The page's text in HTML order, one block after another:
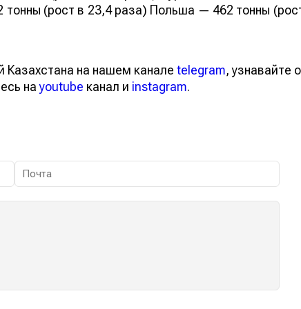
(рост в 23,4 раза) Польша — 462 тонны
Казахстана на нашем канале telegram, узнавайте о
наyoutube канал и instagram.